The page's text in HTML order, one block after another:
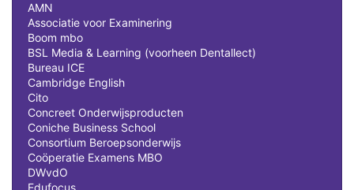
AMN
Associatie voor Examinering
Boom mbo
BSL Media & Learning (voorheen Dentallect)
Bureau ICE
Cambridge English
Cito
Concreet Onderwijsproducten
Coniche Business School
Consortium Beroepsonderwijs
Coöperatie Examens MBO
DWvdO